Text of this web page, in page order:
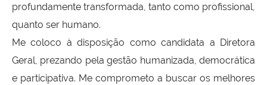
profundamente transformada, tanto como profissional,
quanto ser humano.
Me coloco à disposição como candidata a Diretora
Geral, prezando pela gestão humanizada, democrática
e participativa. Me comprometo a buscar os melhores